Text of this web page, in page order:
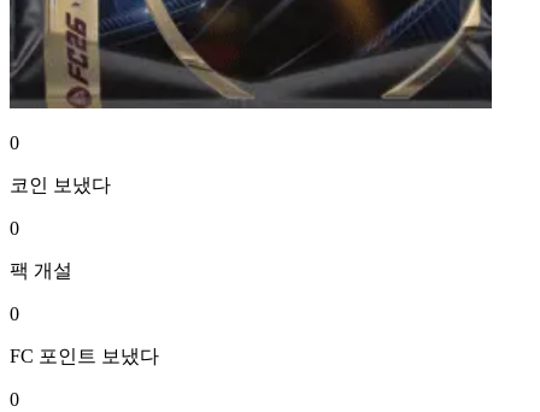
0
코인 보냈다
0
팩 개설
0
FC 포인트 보냈다
0